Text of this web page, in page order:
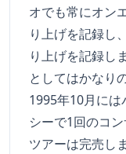
オでも常にオン
り上げを記録し
り上げを記録し
としてはかなり
1995年10月に
シーで1回のコ
ツアーは完売し